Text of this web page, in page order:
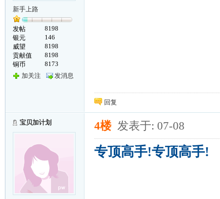
新手上路
发帖
8198
银元
146
威望
8198
贡献值
8198
铜币
8173
加关注
发消息
回复
宝贝加计划 4楼 发表于: 07-08
专顶高手!专顶高手!